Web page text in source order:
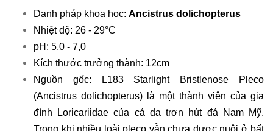
Danh pháp khoa học: Ancistrus dolichopterus
Nhiệt độ: 26 - 29°C
pH: 5,0 - 7,0
Kích thước trưởng thành: 12cm
Nguồn gốc: L183 Starlight Bristlenose Pleco
(Ancistrus dolichopterus) là một thành viên của gia
đình Loricariidae của cá da trơn hút đá Nam Mỹ.
Trong khi nhiều loài pleco vẫn chưa được nuôi ở bất